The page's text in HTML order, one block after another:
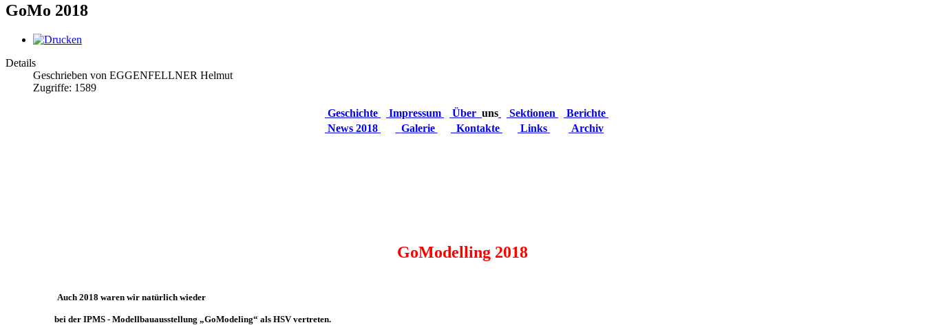
GoMo 2018
Details
Geschrieben von EGGENFELLNER Helmut
Zugriffe: 1589
Geschichte Impressum Über uns Sektionen
Berichte
News 2018
Galerie Kontakte Links Archiv
GoModelling 2018
Auch 2018 waren wir natürlich wieder
bei der IPMS - Modellbauausstellung „GoModeling“ als HSV vertreten.